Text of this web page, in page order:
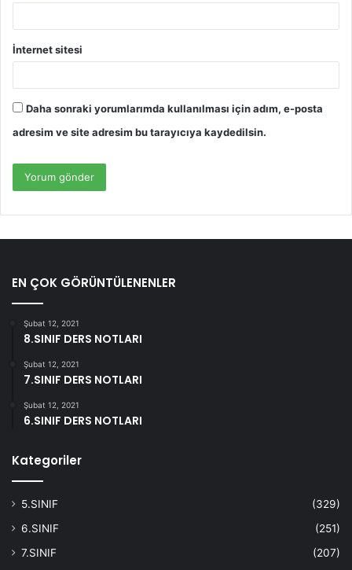
İnternet sitesi
Daha sonraki yorumlarımda kullanılması için adım, e-posta
adresim ve site adresim bu tarayıcıya kaydedilsin.
EN ÇOK GÖRÜNTÜLENENLER
Şubat 12, 2021
8.SINIF DERS NOTLARI
Şubat 12, 2021
7.SINIF DERS NOTLARI
Şubat 12, 2021
6.SINIF DERS NOTLARI
Kategoriler
5.SINIF
(329)
6.SINIF
(251)
7.SINIF
(207)